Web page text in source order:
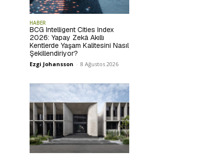
HABER
BCG Intelligent Cities Index
2026: Yapay Zekâ Akıllı
Kentlerde Yaşam Kalitesini Nasıl
Şekillendiriyor?
Ezgi Johansson - 8 Ağustos 2026